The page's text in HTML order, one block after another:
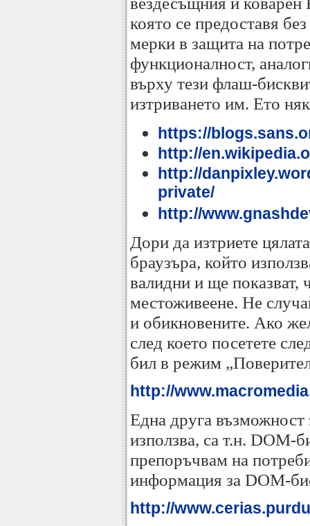
която се предоставя
мерки в защита на
функционалност,
върху тези флаш-
изтриването им. Ето
https://
http://
http://
private/
http://
Дори да изтриете
браузъра, който
валидни и ще показват,
местоживеене. Не
и обикновените. Ако
след което посетете
бил в режим
http://
Една друга възможност
използва, са т.н. DOM-
препоръчвам на
информация за DOM-
http://